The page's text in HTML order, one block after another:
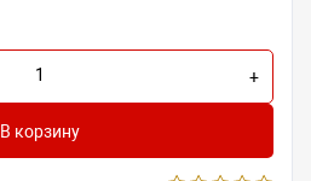
+
В корзину